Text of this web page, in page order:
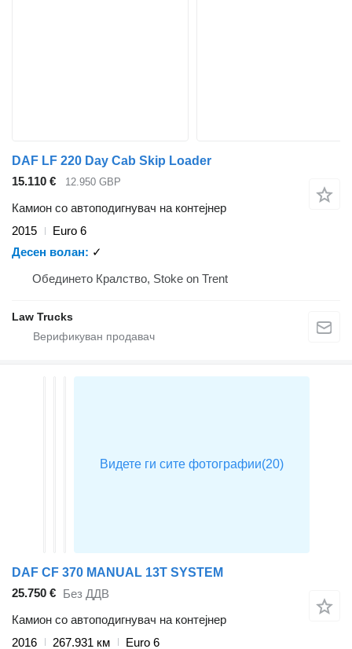
DAF LF 220 Day Cab Skip Loader
15.110 €
12.950 GBP
Камион со автоподигнувач на контејнер
2015
Euro 6
Десен волан
✓
Обединето Кралство, Stoke on Trent
Law Trucks
DAF CF 370 MANUAL 13T SYSTEM
25.750 € Без ДДВ
Камион со автоподигнувач на контејнер
2016
267.931 км Euro 6